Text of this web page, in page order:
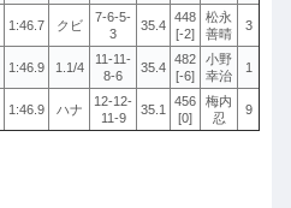
1:46.7 クビ
7-6-5-
3
35.4
448
[-2]
松永
善晴
3
1:46.9 1.1/4
11-11-
8-6
35.4
482
[-6]
小野
幸治
1
1:46.9 ハナ
12-12-
11-9
35.1
456
[0]
梅内
忍
9